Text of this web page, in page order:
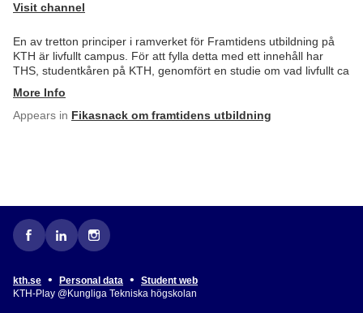
Visit channel
En av tretton principer i ramverket för Framtidens utbildning på
KTH är livfullt campus. För att fylla detta med ett innehåll har
THS, studentkåren på KTH, genomfört en studie om vad livfullt ca
More Info
Appears in Fikasnack om framtidens utbildning
kth.se • Personal data •
Student web
KTH-Play @Kungliga Tekniska högskolan